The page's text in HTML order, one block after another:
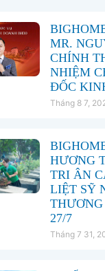
MR.
CHÍNH
NHIỆM
ĐỐC
Tháng 8 7,
HƯƠNG
TRI ÂN
LIỆT SỸ
27/7
Tháng 7 31,